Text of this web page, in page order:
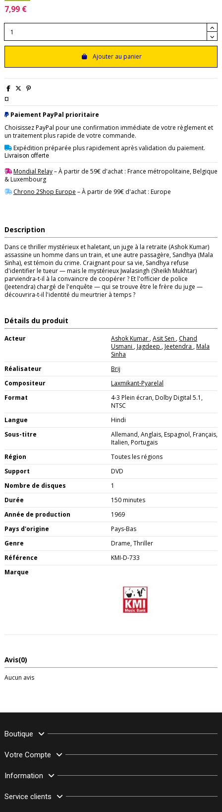
7,99 €
Ajouter au panier
¤
Paiement PayPal prioritaire
Choisissez PayPal pour une confirmation immédiate de votre règlement et
un traitement plus rapide de votre commande.
Expédition préparée plus rapidement après validation du paiement.
Livraison offerte
Mondial Relay– À partir de 59€ d'achat : France métropolitaine, Belgique
& Luxembourg
Chrono 2Shop Europe – À partir de 99€ d'achat : Europe
Description
Dans ce thriller mystérieux et haletant, un juge à la retraite (Ashok Kumar)
assassine un homme dans un train, et une autre passagère, Sandhya (Mala
Sinha), est témoin du crime. Craignant pour sa vie, Sandhya refuse
d'identifier le tueur — mais le mystérieux Jwalasingh (Sheikh Mukhtar)
parviendra-t-il à la convaincre de coopérer ? Et l'officier de police
(Jeetendra) chargé de l'enquête — qui se trouve être le frère du juge —
découvrira-t-il l'identité du meurtrier à temps ?
Détails du produit
Acteur Ashok Kumar ,Asit Sen , Chand
Usmani ,Jagdeep ,Jeetendra ,Mala
Sinha
Réalisateur
Brij
Compositeur
Laxmikant-Pyarelal
Format
4-3 Plein écran, Dolby Digital 5.1,
NTSC
Langue
Hindi
Sous-titre
Allemand, Anglais, Espagnol, Français,
Italien, Portugais
Région
Toutes les régions
Support
DVD
Nombre de disques
1
Durée
150 minutes
Année de production
1969
Pays d'origine
Pays-Bas
Genre
Drame, Thriller
Référence
KMI-D-733
Marque
Avis(0)
Aucun avis
Boutique
Votre Compte
Information
Service clients